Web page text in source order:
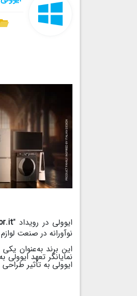
ایوولی در رویداد "
نوآورانه در صنعت
این برند به‌عنوان
نمایانگر تعهد
ایوولی به تأثیر